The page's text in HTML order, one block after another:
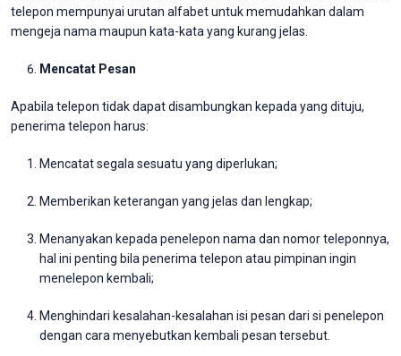
telepon mempunyai urutan alfabet untuk memudahkan dalam
mengeja nama maupun kata-kata yang kurang jelas.
Mencatat Pesan
Apabila telepon tidak dapat disambungkan kepada yang dituju,
penerima telepon harus:
Mencatat segala sesuatu yang diperlukan;
Memberikan keterangan yang jelas dan lengkap;
Menanyakan kepada penelepon nama dan nomor teleponnya,
hal ini penting bila penerima telepon atau pimpinan ingin
menelepon kembali;
Menghindari kesalahan-kesalahan isi pesan dari si penelepon
dengan cara menyebutkan kembali pesan tersebut.